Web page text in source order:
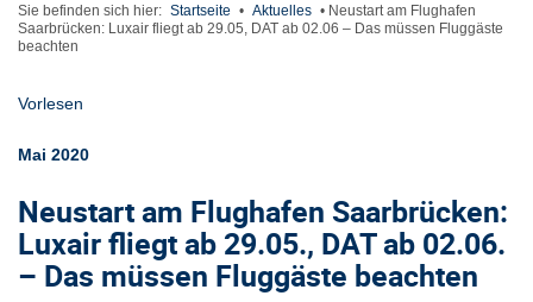
Sie befinden sich hier: Startseite • Aktuelles • Neustart am Flughafen
Saarbrücken: Luxair fliegt ab 29.05, DAT ab 02.06 – Das müssen Fluggäste
beachten
Vorlesen
Mai 2020
Neustart am Flughafen Saarbrücken:
Luxair fliegt ab 29.05., DAT ab 02.06.
– Das müssen Fluggäste beachten